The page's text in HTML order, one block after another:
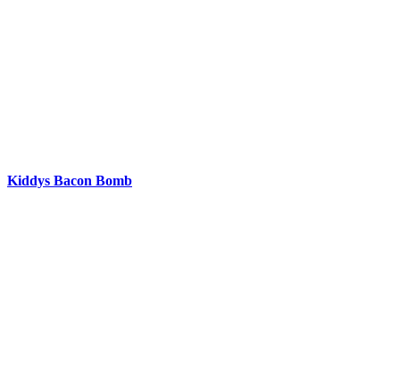
Kiddys Bacon Bomb